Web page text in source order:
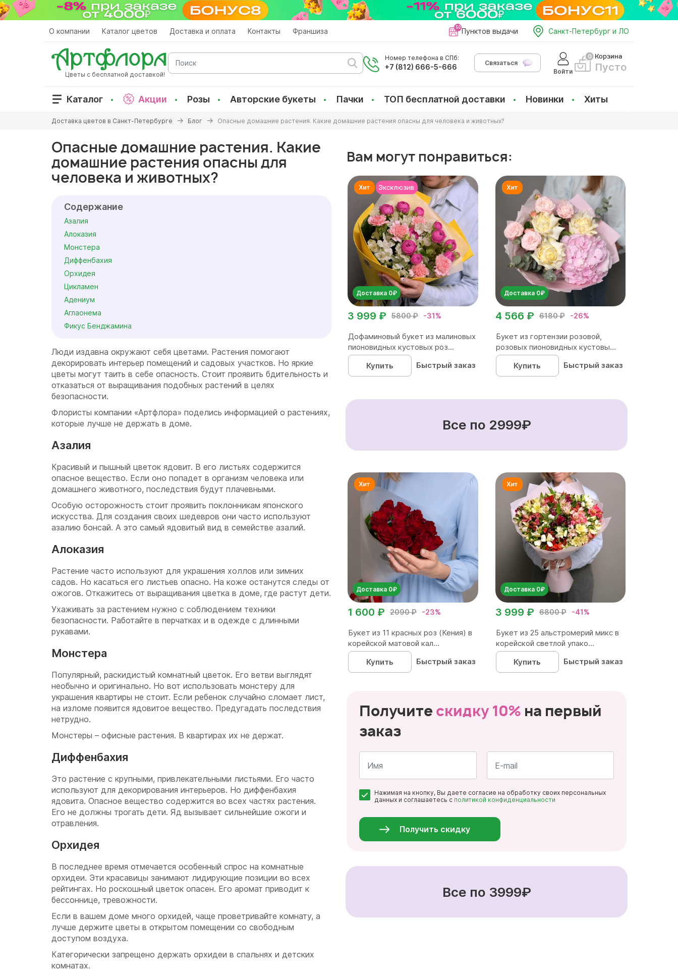
Перейти
к
О компании Каталог цветов Доставка и оплата Контакты Франшиза Пунктов выдачи Санкт-Петербург и ЛО
Цветы с бесплатной доставкой!
Поиск
Номер телефона в СПб:
+7 (812) 666-5-666
Связаться
Войти
Корзина
Пусто
Каталог Акции Розы Авторские букеты Пачки ТОП бесплатной доставки Новинки Хиты
здесь
Доставка цветов в Санкт-Петербурге Блог Опасные домашние растения. Какие домашние растения опасны для человека и животных?
Опасные домашние растения. Какие
домашние растения опасны для
человека и животных?
Содержание
Азалия
Алоказия
Монстера
Диффенбахия
Орхидея
Цикламен
Адениум
Аглаонема
Фикус Бенджамина
Люди издавна окружают себя цветами. Растения помогают
декорировать интерьер помещений и садовых участков. Но яркие
цветы могут таить в себе опасность. Стоит проявить бдительность и
отказаться от выращивания подобных растений в целях
безопасности.
Флористы компании «Артфлора» поделись информацией о растениях,
которые лучше не держать в доме.
Азалия
Красивый и пышный цветок ядовит. В его листьях содержится
опасное вещество. Если оно попадет в организм человека или
домашнего животного, последствия будут плачевными.
Особую осторожность стоит проявить поклонникам японского
искусства. Для создания своих шедевров они часто используют
азалию бонсай. А это самый ядовитый вид в семействе азалий.
Алоказия
Растение часто используют для украшения холлов или зимних
садов. Но касаться его листьев опасно. На коже останутся следы от
ожогов. Откажитесь от выращивания цветка в доме, где растут дети.
Ухаживать за растением нужно с соблюдением техники
безопасности. Работайте в перчатках и в одежде с длинными
рукавами.
Монстера
Популярный, раскидистый комнатный цветок. Его ветви выглядят
необычно и оригинально. Но вот использовать монстеру для
украшения квартиры не стоит. Если ребенок случайно сломает лист,
на изломе появится ядовитое вещество. Предугадать последствия
нетрудно.
Монстеры – офисные растения. В квартирах их не держат.
Диффенбахия
Это растение с крупными, привлекательными листьями. Его часто
используют для декорирования интерьеров. Но диффенбахия
ядовита. Опасное вещество содержится во всех частях растения.
Его не должны трогать дети. Яд вызывает сильнейшие ожоги и
отравления.
Орхидея
В последнее время отмечается особенный спрос на комнатные
орхидеи. Эти красавицы занимают лидирующие позиции во всех
рейтингах. Но роскошный цветок опасен. Его аромат приводит к
бессоннице, тревожности.
Если в вашем доме много орхидей, чаще проветривайте комнату, а
лучше держите цветы в открытом помещении со свободным
доступом воздуха.
Категорически запрещено держать орхидеи в спальнях и детских
комнатах.
Вам могут понравиться:
Доставка 0₽
5800 ₽ -31%
3 999 ₽
Дофаминовый букет из малиновых
пионовидных кустовых роз...
Купить
Быстрый заказ
Доставка 0₽
6180 ₽ -26%
4 566 ₽
Букет из гортензии розовой,
розовых пионовидных кустовы...
Купить
Быстрый заказ
Все по 2999₽
Доставка 0₽
2090 ₽ -23%
1 600 ₽
Букет из 11 красных роз (Кения) в
корейской матовой кал...
Купить
Быстрый заказ
Доставка 0₽
6800 ₽ -41%
3 999 ₽
Букет из 25 альстромерий микс в
корейской светлой упако...
Купить
Быстрый заказ
Получитескидку 10% на первый
заказ
*
*
Нажимая на кнопку, Вы даете согласие на обработку своих персональных
данных и соглашаетесь с политикой конфиденциальности
Получить скидку
Все по 3999₽